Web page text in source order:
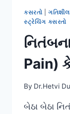
કસરતો |
સ્ટ્રેચિંગ કસરતો
Pain)
By Dr.Hetvi
બેઠા બેઠા